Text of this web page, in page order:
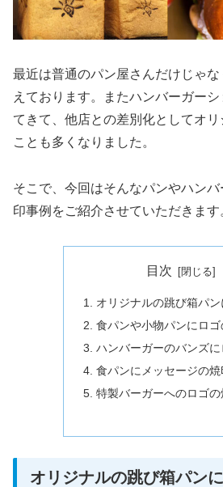
最近は普通のパン屋さんだけじゃ
えております。またハンバーガー
てきて、他店との差別化としてオリ
ことも多くなりました。
そこで、今回はそんなパンやハン
印事例をご紹介させていただきます
目次
オリジナルの跳び箱パン
食パンや小物パンにロゴ
ハンバーガーのバンズ
食パンにメッセージの焼
特製バーガーへのロゴの
オリジナルの跳び箱パン